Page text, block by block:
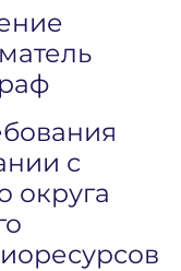
с
округа